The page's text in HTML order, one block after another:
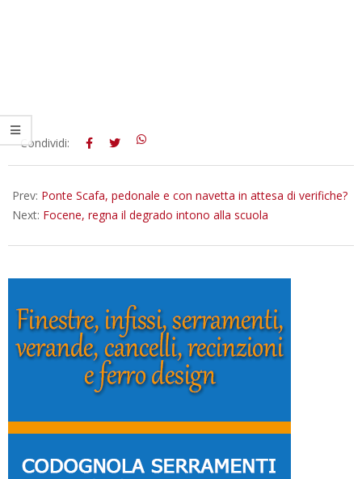
2018-
Condividi:
Prev: Ponte Scafa, pedonale e con navetta in attesa di verifiche?
Next: Focene, regna il degrado intono alla scuola